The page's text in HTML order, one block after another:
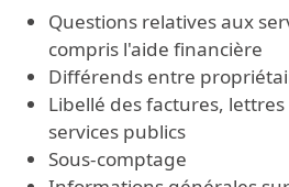
Questions relatives aux
compris l'aide financière
Différends entre
Libellé des factures,
services publics
Sous-comptage